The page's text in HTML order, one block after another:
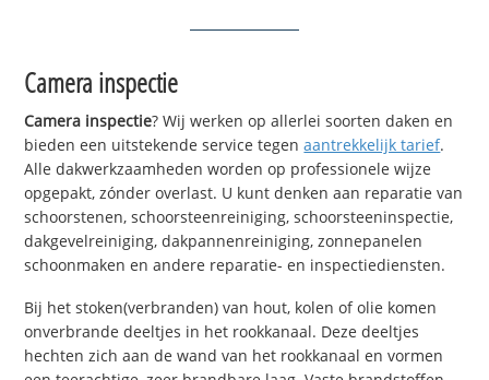
Camera inspectie
Camera inspectie? Wij werken op allerlei soorten daken en
bieden een uitstekende service tegenaantrekkelijk tarief.
Alle dakwerkzaamheden worden op professionele wijze
opgepakt, zónder overlast. U kunt denken aan reparatie van
schoorstenen, schoorsteenreiniging, schoorsteeninspectie,
dakgevelreiniging, dakpannenreiniging, zonnepanelen
schoonmaken en andere reparatie- en inspectiediensten.
Bij het stoken(verbranden) van hout, kolen of olie komen
onverbrande deeltjes in het rookkanaal. Deze deeltjes
hechten zich aan de wand van het rookkanaal en vormen